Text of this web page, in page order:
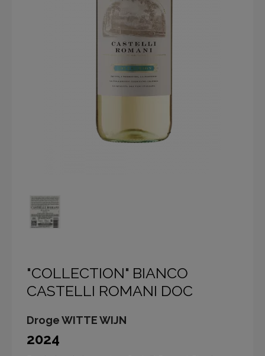
"COLLECTION" BIANCO
CASTELLI ROMANI DOC
Droge WITTE WIJN
2024